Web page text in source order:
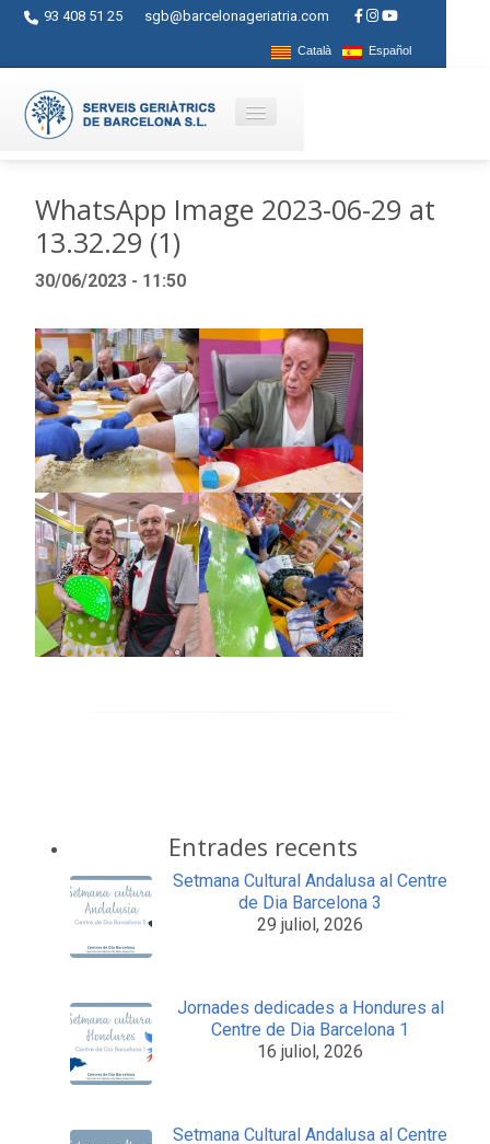
93 408 51 25 sgb@barcelonageriatria.com
Català Español
Serveis
Activitats
Centres
Ajuts
Contacte
Blog
WhatsApp Image 2023-06-29 at
13.32.29 (1)
30/06/2023 - 11:50
Entrades recents
Setmana Cultural Andalusa al Centre
de Dia Barcelona 3
29 juliol, 2026
Jornades dedicades a Hondures al
Centre de Dia Barcelona 1
16 juliol, 2026
Setmana Cultural Andalusa al Centre